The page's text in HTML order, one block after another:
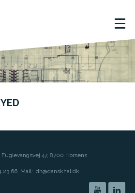
Fuglevangsvej 47, 8700 Horsens
23 66Mail: dh@danskhal.dk